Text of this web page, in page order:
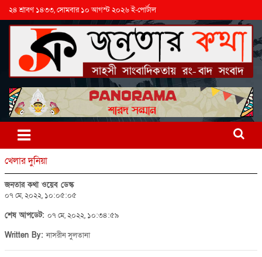
২৪ শ্রাবণ ১৪৩৩, সোমবার ১০ আগস্ট ২০২৬ ই-পোর্টাল
খেলার দুনিয়া
জনতার কথা ওয়েব ডেস্ক
০৭ মে, ২০২২, ১০:০৫:০৫
শেষ আপডেট: ০৭ মে, ২০২২, ১০:৩৪:৫৯
Written By:নাসরীন সুলতানা